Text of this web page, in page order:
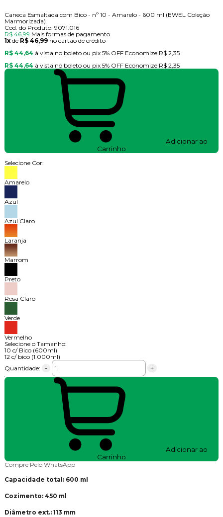
Caneca Esmaltada com Bico - nº 10 - Amarelo - 600 ml (EWEL Coleção
Marmorizada)
Cod. do Produto: 9071.016
R$ 46,99 Mais formas de pagamento
1xde R$ 46,99 no cartão de crédito
R$ 44,64 à vista no boleto ou pix 5% OFF Economize R$ 2,35
R$ 44,64 à vista no boleto ou pix 5% OFF Economize R$ 2,35
Adicionar ao
Carrinho
Selecione Cor:
Amarelo
Azul
Azul Claro
Laranja
Marrom
Preto
Rosa Claro
Verde
Vermelho
Selecione o Tamanho:
10 c/ Bico (600ml)
12 c/ bico (1.000ml)
Quantidade:
- +
Adicionar ao
Carrinho
Compre Pelo WhatsApp
Capacidade total: 600 ml
Cozimento: 450 ml
Diâmetro ext.: 113 mm